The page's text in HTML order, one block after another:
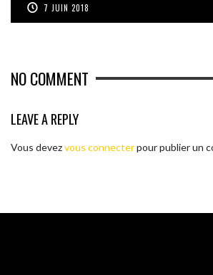
7 JUIN 2018
NO COMMENT
LEAVE A REPLY
Vous devezvous connecterpour publier un